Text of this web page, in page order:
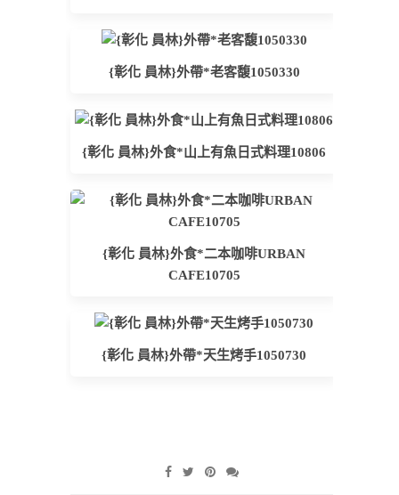
{彰化 員林}外帶*老客馥1050330
{彰化 員林}外食*山上有魚日式料理10806
{彰化 員林}外食*二本咖啡URBAN
CAFE10705
{彰化 員林}外帶*天生烤手1050730